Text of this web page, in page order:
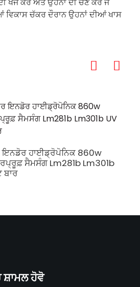
ਚੱਕਰ ਦੌਰਾਨ ਉਹਨਾਂ ਦੀਆਂ ਖਾਸ
ਇਨਡੋਰ ਹਾਈਡ੍ਰੋਪੋਨਿਕ 860w
ਸੈਮਸੰਗ Lm281b Lm301b
ਬਾਰ
ਸ਼ਾਮਲ ਹੋਵੋ